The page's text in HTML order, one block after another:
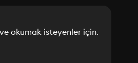
ve okumak isteyenler için.